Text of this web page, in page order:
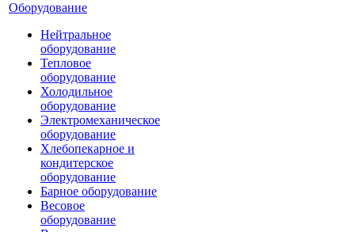
Оборудование
Нейтральное
оборудование
Тепловое
оборудование
Холодильное
оборудование
Электромеханическое
оборудование
Хлебопекарное и
кондитерское
оборудование
Барное оборудование
Весовое
оборудование